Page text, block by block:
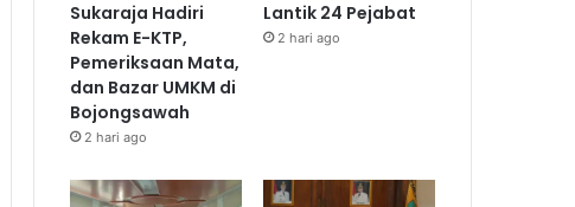
Sukaraja Hadiri
Rekam E-KTP,
Pemeriksaan Mata,
dan Bazar UMKM di
Bojongsawah
2 hari ago
Lantik 24 Pejabat
2 hari ago